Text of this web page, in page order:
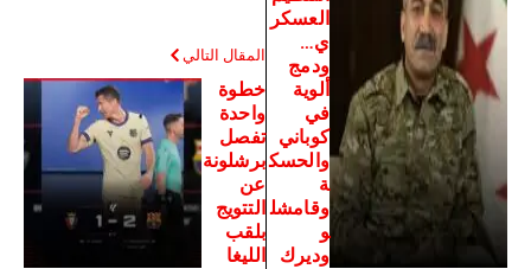
العسكر
ي…
ودمج
ألوية
في
كوباني
والحسك
ة
وقامشل
و
وديرك
المقال التالي
خطوة
واحدة
تفصل
برشلونة
عن
التتويج
بلقب
الليغا